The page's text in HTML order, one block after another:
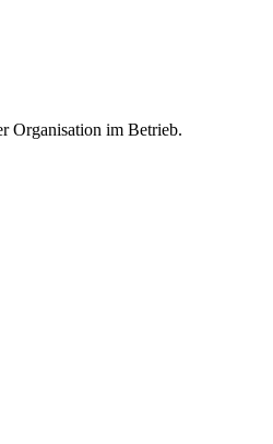
Organisation im Betrieb.